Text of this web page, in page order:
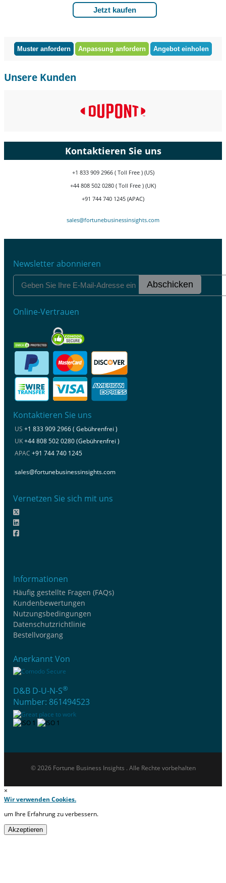
Jetzt kaufen
Muster anfordern Anpassung anfordern Angebot einholen
Unsere Kunden
Kontaktieren Sie uns
+1 833 909 2966 ( Toll Free ) (US)
+44 808 502 0280 ( Toll Free ) (UK)
+91 744 740 1245 (APAC)
sales@fortunebusinessinsights.com
Newsletter abonnieren
Abschicken
Online-Vertrauen
Kontaktieren Sie uns
US +1 833 909 2966 ( Gebührenfrei )
UK+44 808 502 0280 (Gebührenfrei )
APAC +91 744 740 1245
sales@fortunebusinessinsights.com
Vernetzen Sie sich mit uns
Informationen
Häufig gestellte Fragen (FAQs)
Kundenbewertungen
Nutzungsbedingungen
Datenschutzrichtlinie
Bestellvorgang
Anerkannt Von
D&B D-U-N-S®
Number: 861494523
© 2026 Fortune Business Insights . Alle Rechte vorbehalten
×
Wir verwenden Cookies.
um Ihre Erfahrung zu verbessern.
Akzeptieren